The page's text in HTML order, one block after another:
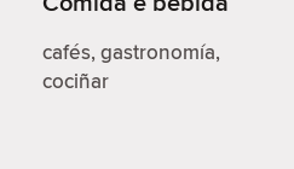
cafés, gastronomía,
cociñar